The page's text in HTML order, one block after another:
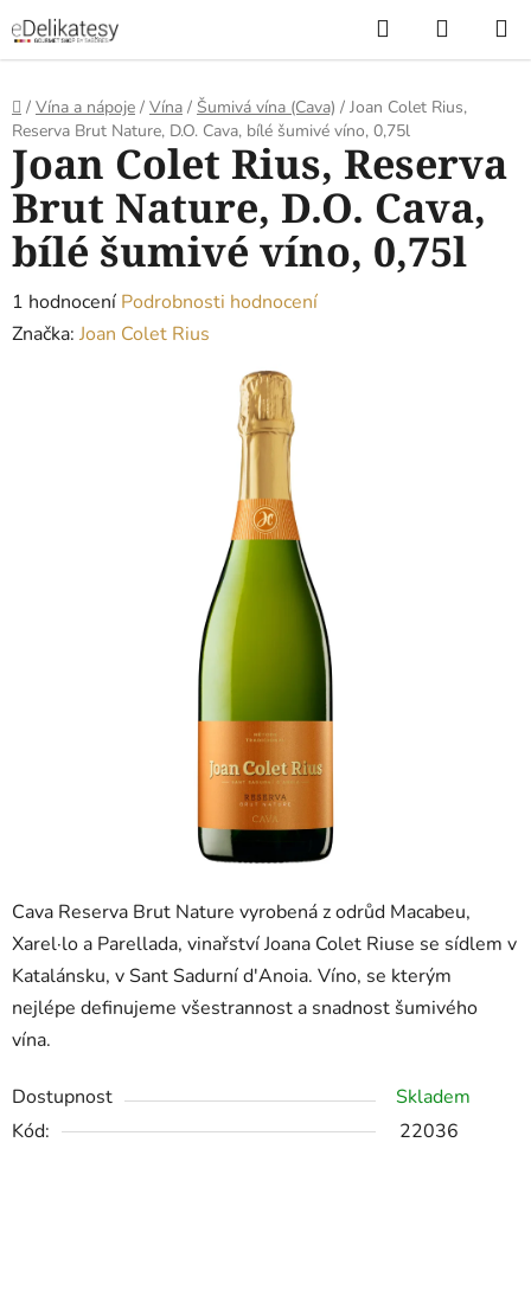
na
obsah
Hledat
KOŠÍK
Domů
/ Vína a nápoje / Vína / Šumivá vína (Cava) / Joan Colet Rius,
Reserva Brut Nature, D.O. Cava, bílé šumivé víno, 0,75l
Cava Reserva Brut Nature vyrobená z odrůd Macabeu,
Xarel·lo a Parellada, vinařství Joana Colet Riuse se sídlem v
Katalánsku, v Sant Sadurní d'Anoia. Víno, se kterým
nejlépe definujeme všestrannost a snadnost šumivého
vína.
Dostupnost
Skladem
Kód:
22036
Joan Colet Rius, Reserva
Brut Nature, D.O. Cava,
bílé šumivé víno, 0,75l
Průměrné
hodnocení
1 hodnocení Podrobnosti hodnocení
Značka: Joan Colet Rius